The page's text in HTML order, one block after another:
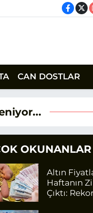
CAN DOSTLAR
OKUNANLAR
Altın
Haftanın
Çıktı: